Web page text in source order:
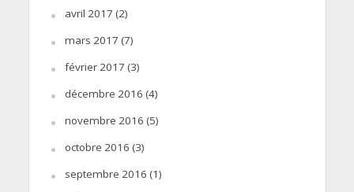
avril 2017 (2)
mars 2017 (7)
février 2017 (3)
décembre 2016 (4)
novembre 2016 (5)
octobre 2016 (3)
septembre 2016 (1)